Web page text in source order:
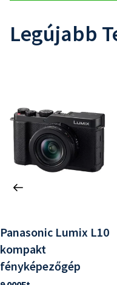
Legújabb
Panasonic Lumix L10
kompakt
fényképezőgép